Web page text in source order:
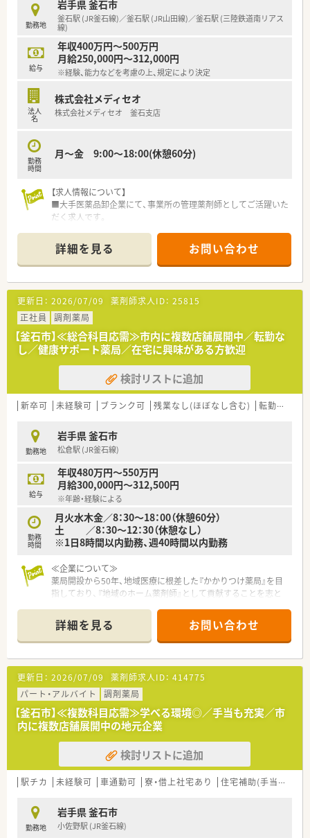
勤務地
岩手県 釜石市
釜石駅 (JR釜石線)／釜石駅 (JR山田線)／釜石駅 (三陸鉄道南リアス
線)
給与
年収400万円～500万円
月給250,000円～312,000円
※経験、能力などを考慮の上、規定により決定
法人
名
株式会社メディセオ
株式会社メディセオ 釜石支店
勤務
時間
月～金 9:00～18:00(休憩60分)
【求人情報について】
■大手医薬品卸企業にて、事業所の管理薬剤師としてご活躍いた
だく求人です。
で決定します。
■企業での勤務経験は問いません。調剤薬局からのキャリアチ
ェンジも大歓迎です。
【募集背景と求める人物像について】
■今回は欠員補充のため、釜石の事業所で管理薬剤師として活躍
できる方を求めています。
■医薬品の品質管理に責任感を持ち、真摯に取り組んでいただけ
る方。
■営業担当者など他職種の社員と円滑に連携できるコミュニケ
ーション能力のある方。
【就業先情報について】
■勤務地は岩手県釜石市で、地域医療に深く貢献することができ
■最寄りのJR釜石線「釜石駅」からは、徒歩で9分ほどの場所に事
業所があります。
■原則として転勤はないため、腰を据えて長く働くことが可能で
す。
【職場環境と雰囲気】
■未経験からでも安心してスタートできるよう、丁寧なサポート
体制が整っています。
■営業担当者など、様々な職種の社員と連携する機会が多く活気
があります。
です。
【1日の流れ】
◎PM◎
販売活動を適正に行うための管理業務全般
お得意様へのDI問合せ対応（都度）
営業担当者(MS)への研修
他雑務 ※都度発生したことに対する対応
詳細を見る お問い合わせ
更新日： 2026/07/09 薬剤師求人ID： 25815
正社員
調剤薬局
【釜石市】≪総合科目応需≫市内に複数店舗展開中／転勤な
し／健康サポート薬局／在宅に興味がある方歓迎
検討リストに追加
新卒可 未経験可 ブランク可 残業なし(ほぼなし含む) 転勤なし
勤務地
岩手県 釜石市
松倉駅 (JR釜石線)
給与
年収480万円～550万円
月給300,000円～312,500円
※年齢・経験による
勤務
時間
月火水木金／8：30～18：00（休憩60分）
土 ／8：30～12：30（休憩なし）
※1日8時間以内勤務、週40時間以内勤務
≪企業について≫
薬局開設から50年、地域医療に根差した『かかりつけ薬局』を目
指しており、『地域のホーム薬剤師』として貢献することを志と
ど、地域社会との関わりを大切にしており、震災当時は同社を筆
頭に地域の立て直しも行ったことで非常に有名です。そうした
背景から新卒でご入社される方も少なくなく、ファンの多い代表
の下で働きたい方も多いです。
≪長く安心して働きたい方はぜひ！≫
釜石市に店舗展開をしており、転居を伴う異動や転勤なく、腰を
据えて働けます。地域との連携を密に行っておりますので、自然
と異動の頻度も多くなく、本来の意味でかかりつけ薬剤師を目指
していきたいという方にもおススメです。
≪安心の設備≫
全自動分包機や監査システムも導入しており、薬剤師の業務効率
を考え、より患者様と向き合う時間を増やせるように考慮してい
すよね。
≪スキルアップサポートあり！≫
詳細を見る お問い合わせ
更新日： 2026/07/09 薬剤師求人ID： 414775
パート・アルバイト
調剤薬局
【釜石市】≪複数科目応需≫学べる環境◎／手当も充実／市
内に複数店舗展開中の地元企業
検討リストに追加
駅チカ 未経験可 車通勤可 寮・借上社宅あり 住宅補助(手当)あり
勤務地
岩手県 釜石市
小佐野駅 (JR釜石線)